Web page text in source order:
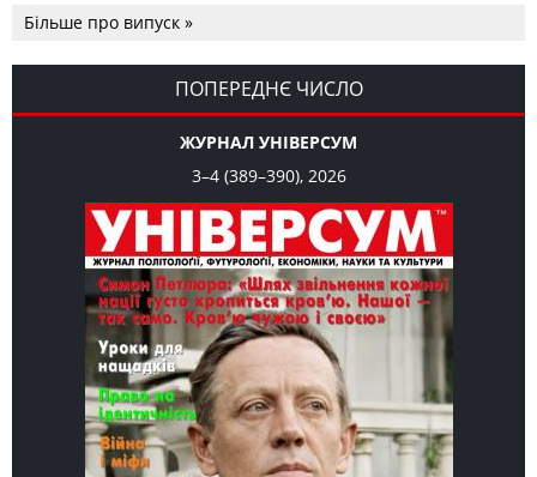
Романчука
СЛОВО РЕДАКЦІЙНЕ Олег К. Романчук Журавель і синиця
як уособлення української політстратегії й тактики
Більше про випуск »
ПОПЕРЕДНЄ ЧИСЛО
ЖУРНАЛ УНІВЕРСУМ
3–4 (389–390), 2026